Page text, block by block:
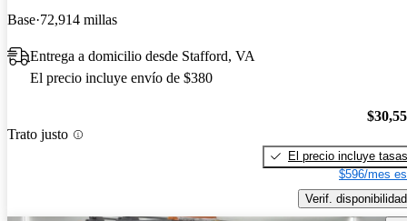
Base 72,914 millas
Entrega a domicilio desde Stafford, VA
El precio incluye envío de $380
Trato justo
El precio incluye tasas
$596/mes
Verif. disponibilidad